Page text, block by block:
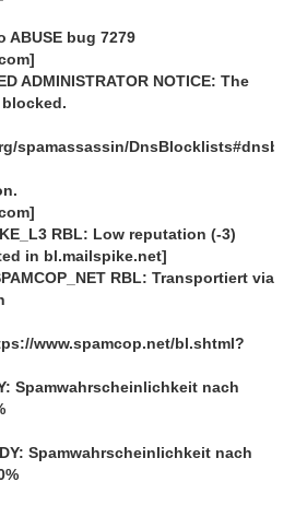
ABUSE bug 7279
ADMINISTRATOR NOTICE: The
spamassassin/DnsBlocklists#dnsbl-
RBL: Low reputation (-3)
in bl.mailspike.net]
RBL: Transportiert via
www.spamcop.net/bl.shtml?
Spamwahrscheinlichkeit nach
Spamwahrscheinlichkeit nach